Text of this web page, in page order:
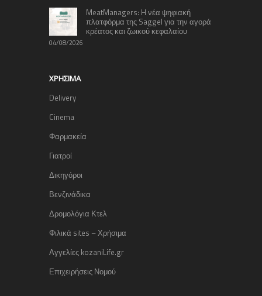
MeatManagers: H νέα ψηφιακή
πλατφόρμα της Saggel για την αγορά
κρέατος και ζωικού κεφαλαίου
04/08/2026
ΧΡΉΣΙΜΑ
Delivery
Cinema
Φαρμακεία
Γιατροί
Δικηγόροι
Βενζινάδικα
Δρομολόγια Κτελ
Φιλικά sites – Χρήσιμα
Αγγελίες kozaniLife.gr
Επιχειρήσεις Νομού